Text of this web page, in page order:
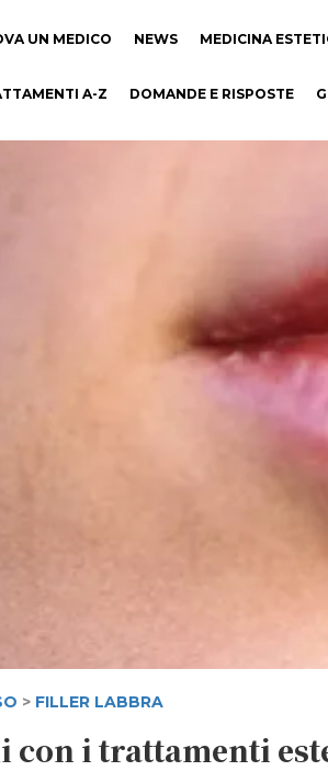
UN MEDICO NEWS MEDICINA
A-Z DOMANDE E RISPOSTE
> FILLER LABBRA
con i trattamenti